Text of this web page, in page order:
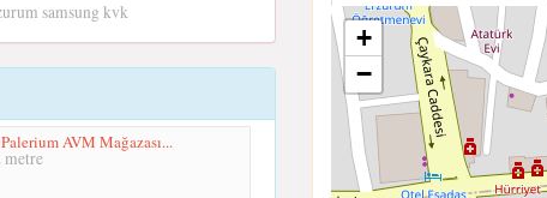
samsung kvk
AVM Mağazası...
metre
+
−